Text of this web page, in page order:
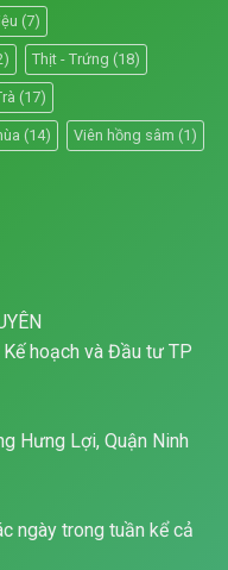
(7)
Thịt - Trứng (18)
(17)
(14) Viên hồng sâm (1)
hoạch và Đầu tư TP
Hưng Lợi, Quận Ninh
ngày trong tuần kể cả